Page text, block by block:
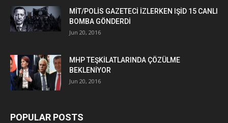
MİT/POLİS GAZETECİ İZLERKEN IŞİD 15 CANLI
BOMBA GÖNDERDİ
Jun 20, 2016
MHP TEŞKİLATLARINDA ÇÖZÜLME
BEKLENİYOR
Jun 20, 2016
POPULAR POSTS